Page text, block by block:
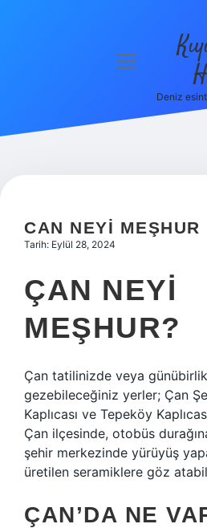
Hakkımızda
menüyü
Deniz
CAN NEYI MEŞHUR
Tarih: Eylül 28, 2024
ÇAN NEYI
MEŞHUR?
Çan tatilinizde veya
gezebileceğiniz yerler; Çan
Kaplıcası ve Tepeköy
Çan ilçesinde, otobüs
şehir merkezinde yürüyüş
üretilen seramiklere göz
ÇAN’DA NE